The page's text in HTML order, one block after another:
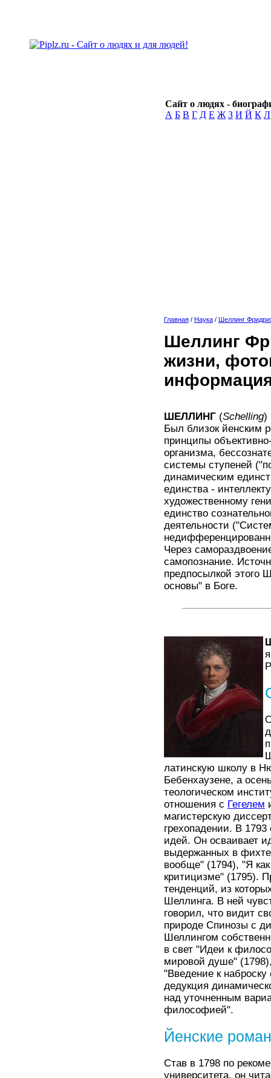
Сайт о людях -
А Б В Г Д Е Ж З И Й К Л
Главная / Наука / Шеллинг
Шеллинг
жизни,
ШЕЛЛИНГ (Schelling)
Был близок йенским
принципы
организма,
системы ступеней
динамическим
единства -
художественному
единство
деятельности
Через
самопознание.
предпосылкой этого
основы" в Боге.
латинскую школу в
Бебенхаузене, а
теологическом
отношения с Гегелем
магистерскую
грехопадении. В 1793
идей. Он осваивает
выдержанных в
вообще" (1794), "Я
критицизме" (1795).
тенденций, из
Шеллинга. В ней
говорил, что видит
природе Спинозы с
Шеллингом
в свет "Идеи к
мировой душе"
"Введение к
дедукция
над уточненным
философией".
Йенские
Став в 1798 по
университета, он